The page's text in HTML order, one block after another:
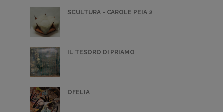
SCULTURA - CAROLE PEIA 2
IL TESORO DI PRIAMO
OFELIA